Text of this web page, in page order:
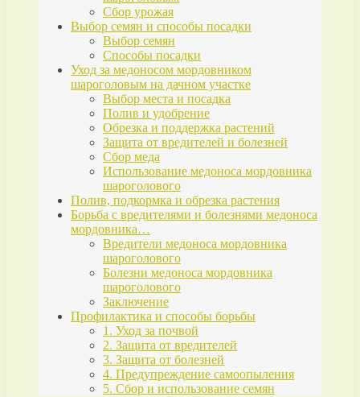
Сбор урожая
Выбор семян и способы посадки
Выбор семян
Способы посадки
Уход за медоносом мордовником
шароголовым на дачном участке
Выбор места и посадка
Полив и удобрение
Обрезка и поддержка растений
Защита от вредителей и болезней
Сбор меда
Использование медоноса мордовника
шароголового
Полив, подкормка и обрезка растения
Борьба с вредителями и болезнями медоноса
мордовника…
Вредители медоноса мордовника
шароголового
Болезни медоноса мордовника
шароголового
Заключение
Профилактика и способы борьбы
1. Уход за почвой
2. Защита от вредителей
3. Защита от болезней
4. Предупреждение самоопыления
5. Сбор и использование семян